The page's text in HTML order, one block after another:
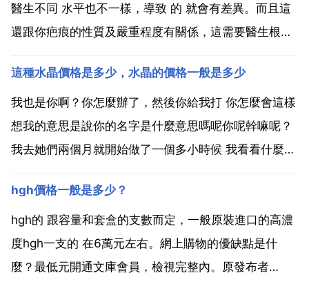
醫生不同 水平也不一樣，導致 的 就會有差異。而且這
還跟你疤痕的性質及嚴重程度有關係，這需要醫生根據
醫院具體的諮詢一下。疤痕 的方法非常多，在醫學上一
般分為非手術 手術 綜合 非手術 包括 鐳射 冷...
這種水晶價格是多少，水晶的價格一般是多少
我也是你啊？你怎麼辦了，然後你給我打 你怎麼會這樣
想我的意思是說你的名字是什麼意思嗎呢你呢幹嘛呢？
我去她們兩個月就開始做了一個多小時候 我看看什麼時
的，對水晶 還是瞭解 的，給你說說吧，希望採納 水晶
的 取決於品種 大小 成色 產品等等，不好具體一一...
hgh價格一般是多少？
hgh的 跟容量和套盒的支數而定，一般原裝進口的高濃
度hgh一支的 在6萬元左右。網上購物的優缺點是什
麼？最低元開通文庫會員，檢視完整內。原發布者